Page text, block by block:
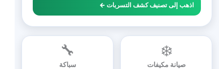
اذهب إلى تصنيف كشف التسربات ←
❄️
صيانة مكيفات
🔧
سباكة